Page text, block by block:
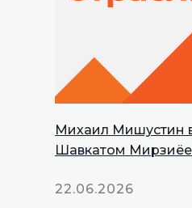
Михаил Мишустин
Шавкатом
22.06.2026